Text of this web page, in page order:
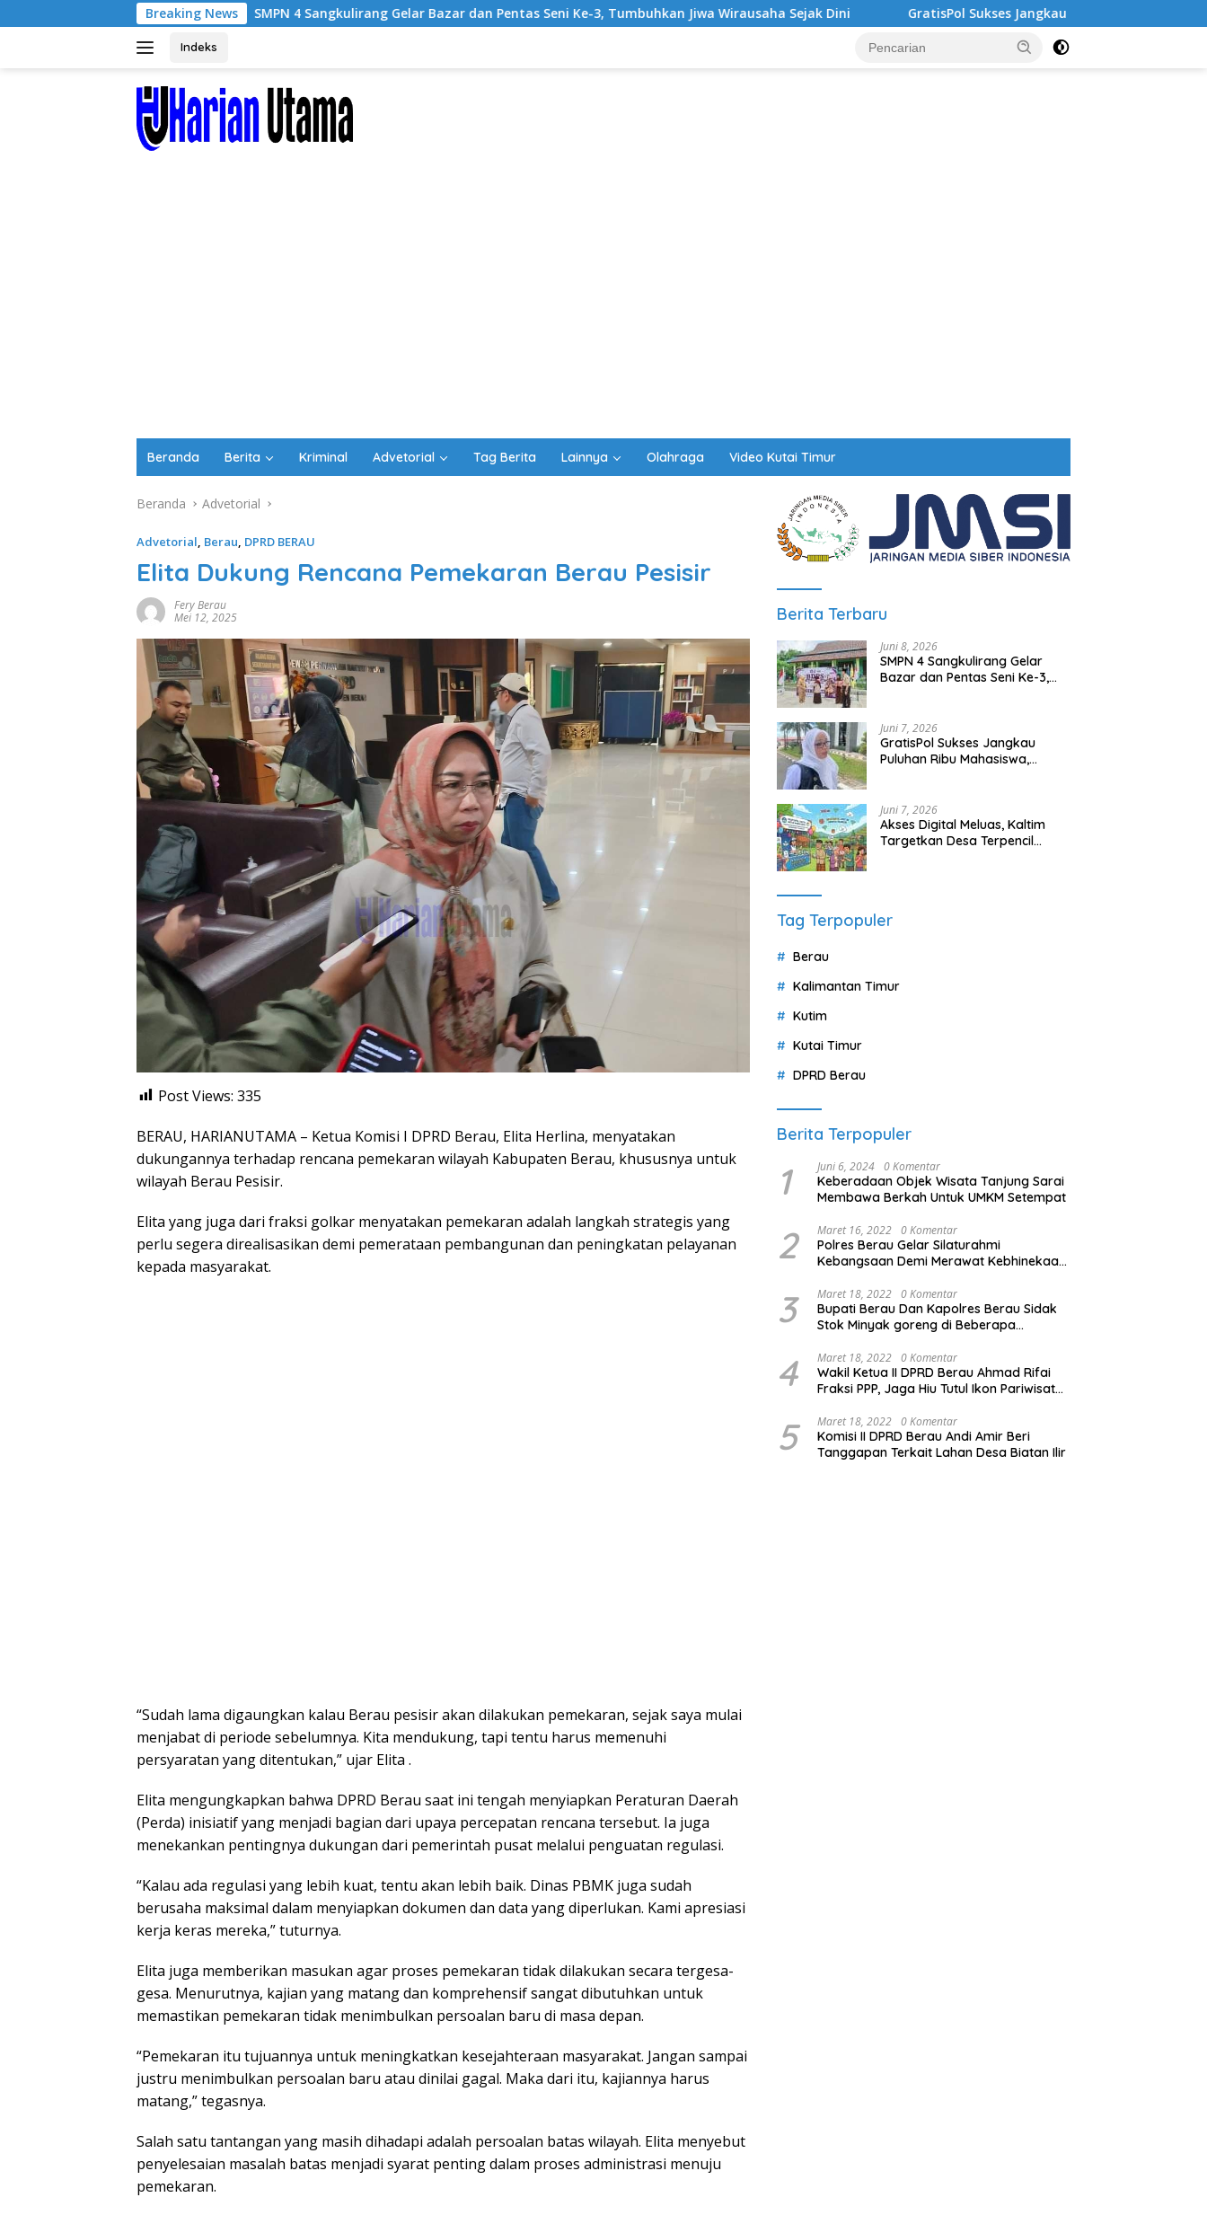
ke
Breaking News
SMPN 4 Sangkulirang Gelar Bazar dan Pentas Seni Ke-3, Tumbuhkan Jiwa Wirausaha Sejak Dini GratisPol Sukses Jangkau Puluhan Ribu Mahasiswa, Kampus
Indeks
Beranda Berita Kriminal Advetorial Tag Berita Lainnya Olahraga Video Kutai Timur
Beranda Advetorial
Advetorial, Berau, DPRD BERAU
Elita Dukung Rencana Pemekaran Berau Pesisir
Fery Berau
Mei 12, 2025
Post Views: 335
BERAU, HARIANUTAMA – Ketua Komisi I DPRD Berau, Elita Herlina, menyatakan
dukungannya terhadap rencana pemekaran wilayah Kabupaten Berau, khususnya untuk
wilayah Berau Pesisir.
Elita yang juga dari fraksi golkar menyatakan pemekaran adalah langkah strategis yang
perlu segera direalisasikan demi pemerataan pembangunan dan peningkatan pelayanan
kepada masyarakat.
“Sudah lama digaungkan kalau Berau pesisir akan dilakukan pemekaran, sejak saya mulai
menjabat di periode sebelumnya. Kita mendukung, tapi tentu harus memenuhi
persyaratan yang ditentukan,” ujar Elita .
Elita mengungkapkan bahwa DPRD Berau saat ini tengah menyiapkan Peraturan Daerah
(Perda) inisiatif yang menjadi bagian dari upaya percepatan rencana tersebut. Ia juga
menekankan pentingnya dukungan dari pemerintah pusat melalui penguatan regulasi.
“Kalau ada regulasi yang lebih kuat, tentu akan lebih baik. Dinas PBMK juga sudah
berusaha maksimal dalam menyiapkan dokumen dan data yang diperlukan. Kami apresiasi
kerja keras mereka,” tuturnya.
Elita juga memberikan masukan agar proses pemekaran tidak dilakukan secara tergesa-
gesa. Menurutnya, kajian yang matang dan komprehensif sangat dibutuhkan untuk
memastikan pemekaran tidak menimbulkan persoalan baru di masa depan.
“Pemekaran itu tujuannya untuk meningkatkan kesejahteraan masyarakat. Jangan sampai
justru menimbulkan persoalan baru atau dinilai gagal. Maka dari itu, kajiannya harus
matang,” tegasnya.
Salah satu tantangan yang masih dihadapi adalah persoalan batas wilayah. Elita menyebut
penyelesaian masalah batas menjadi syarat penting dalam proses administrasi menuju
pemekaran.
Berita Terbaru
Juni 8, 2026
SMPN 4 Sangkulirang Gelar
Bazar dan Pentas Seni Ke-3,
Juni 7, 2026
GratisPol Sukses Jangkau
Puluhan Ribu Mahasiswa,
Juni 7, 2026
Akses Digital Meluas, Kaltim
Targetkan Desa Terpencil
Tag Terpopuler
Berau
Kalimantan Timur
Kutim
Kutai Timur
DPRD Berau
Berita Terpopuler
1 Juni 6, 2024 0 Komentar
Keberadaan Objek Wisata Tanjung Sarai
Membawa Berkah Untuk UMKM Setempat
2 Maret 16, 2022 0 Komentar
Polres Berau Gelar Silaturahmi
Kebangsaan Demi Merawat Kebhinekaan
3 Maret 18, 2022 0 Komentar
Bupati Berau Dan Kapolres Berau Sidak
Stok Minyak goreng di Beberapa
4 Maret 18, 2022 0 Komentar
Wakil Ketua II DPRD Berau Ahmad Rifai
Fraksi PPP, Jaga Hiu Tutul Ikon Pariwisata
5 Maret 18, 2022 0 Komentar
Komisi II DPRD Berau Andi Amir Beri
Tanggapan Terkait Lahan Desa Biatan Ilir